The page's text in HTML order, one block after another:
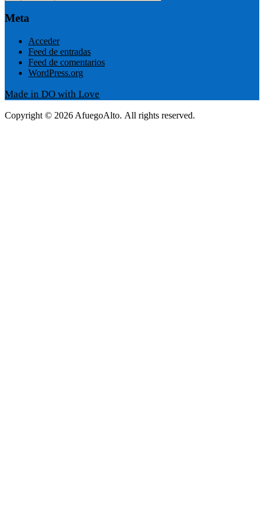
Meta
Acceder
Feed de entradas
Feed de comentarios
WordPress.org
Made in DO with Love
Copyright © 2026 AfuegoAlto. All rights reserved.